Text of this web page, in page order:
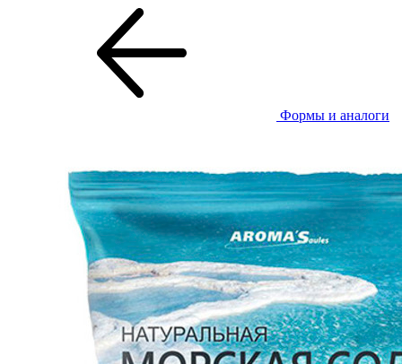
Формы и аналоги